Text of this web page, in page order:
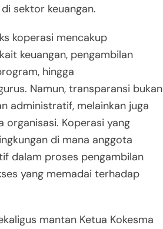
sektor keuangan.
koperasi mencakup
keuangan, pengambilan
hingga
Namun, transparansi bukan
administratif, melainkan juga
organisasi. Koperasi yang
di mana anggota
dalam proses pengambilan
yang memadai terhadap
mantan Ketua Kokesma